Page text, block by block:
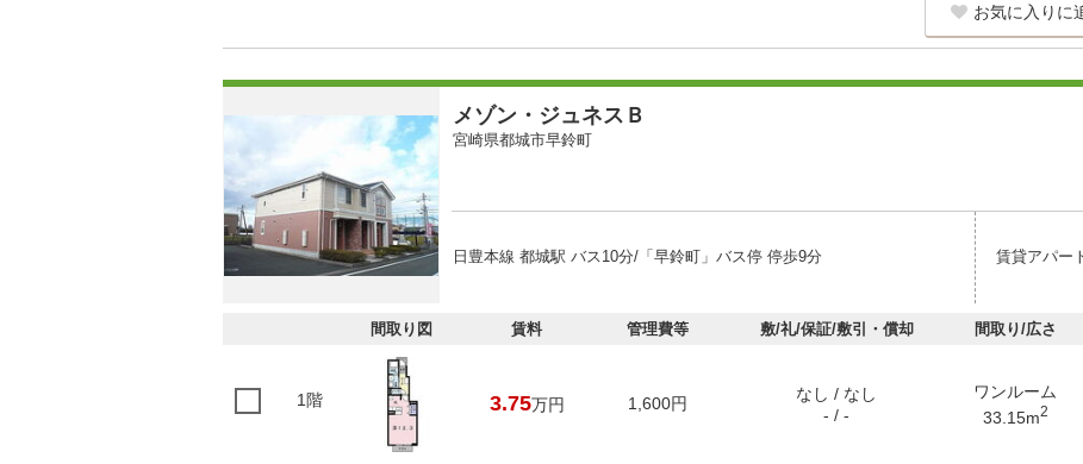
お気に入りに
メゾン・ジュネスＢ
宮崎県都城市早鈴町
日豊本線 都城駅 バス10分/「早鈴町」バス停 停歩9分 賃貸アパー
間取り図 賃料 管理費等 敷/礼/保証/敷引・償却 間取り/広さ
1階 3.75万円 1,600円
なし / なし
- / -
ワンルーム
33.15m2